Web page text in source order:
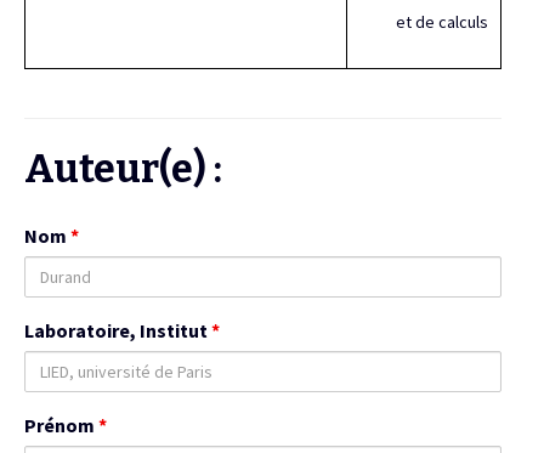
et de calculs
Auteur(e) :
Nom *
Laboratoire, Institut *
Prénom *